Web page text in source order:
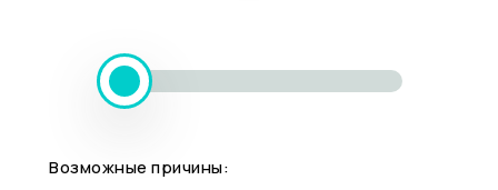
Возможные причины: